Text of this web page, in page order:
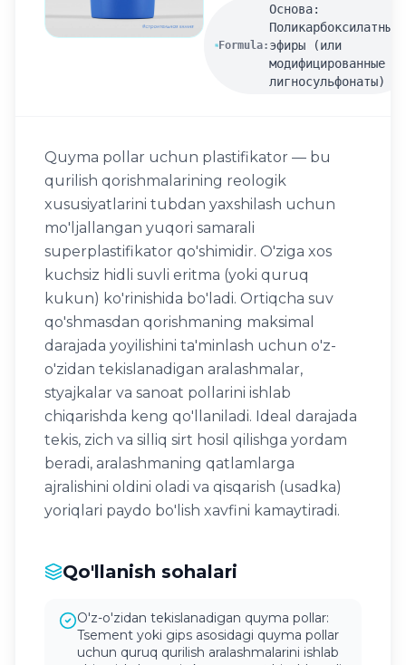
Formula:
Основа:
Поликарбоксилатные
эфиры (или
модифицированные
лигносульфонаты)
Quyma pollar uchun plastifikator — bu
qurilish qorishmalarining reologik
xususiyatlarini tubdan yaxshilash uchun
mo'ljallangan yuqori samarali
superplastifikator qo'shimidir. O'ziga xos
kuchsiz hidli suvli eritma (yoki quruq
kukun) ko'rinishida bo'ladi. Ortiqcha suv
qo'shmasdan qorishmaning maksimal
darajada yoyilishini ta'minlash uchun o'z-
o'zidan tekislanadigan aralashmalar,
styajkalar va sanoat pollarini ishlab
chiqarishda keng qo'llaniladi. Ideal darajada
tekis, zich va silliq sirt hosil qilishga yordam
beradi, aralashmaning qatlamlarga
ajralishini oldini oladi va qisqarish (usadka)
yoriqlari paydo bo'lish xavfini kamaytiradi.
Qo'llanish sohalari
O'z-o'zidan tekislanadigan quyma pollar:
Tsement yoki gips asosidagi quyma pollar
uchun quruq qurilish aralashmalarini ishlab